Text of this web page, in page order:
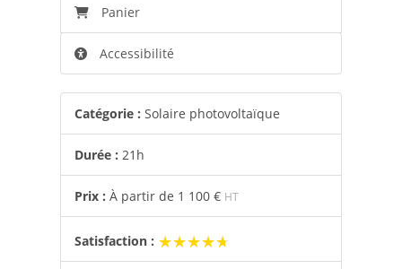
Panier
Accessibilité
Catégorie : Solaire photovoltaïque
Durée : 21h
Prix : À partir de 1 100 € HT
Satisfaction : ★★★★★
★★★★★